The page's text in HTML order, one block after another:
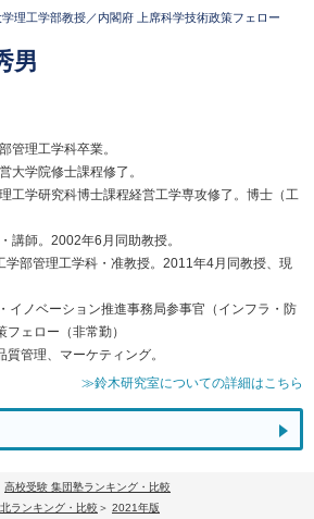
理工学部教授／内閣府 上席科学技術政策フェロー
男
管理工学科卒業。
大学院修士課程修了。
工学研究科博士課程経営工学専攻修了。博士（工
講師。2002年6月同助教授。
部管理工学科・准教授。2011年4月同教授、現
イノベーション推進事務局参事官（インフラ・防
ェロー（非常勤）
管理、マーケティング。
≫鈴木研究室についての詳細はこちら
高校受験 集団塾ランキング・比較
ランキング・比較
2021年版